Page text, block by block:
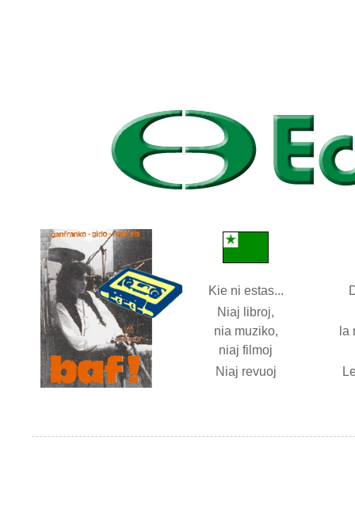
Kie ni estas...
Niaj libroj,
nia muziko,
niaj filmoj
Niaj revuoj
la